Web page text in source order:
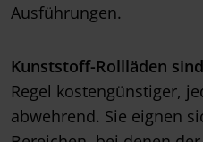
Ausführungen.
Kunststoff-Rollläden
Regel kostengünstiger,
abwehrend. Sie eignen